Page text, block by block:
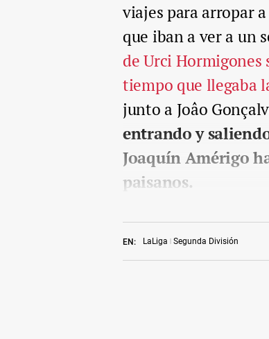
EN: LaLiga Segunda División
viajes para arropar
que iban a ver a un
de Urci Hormigones
tiempo que llegaba
junto a Joâo
entrando y
Joaquín Amérigo
paisanos.